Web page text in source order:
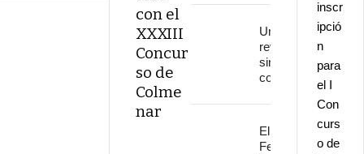
con el
XXXIII
Concur
so de
Colme
nar
Una
revolución
sin
continuidad
El
Festival
inscr
ipció
n
para
el I
Con
curs
o de